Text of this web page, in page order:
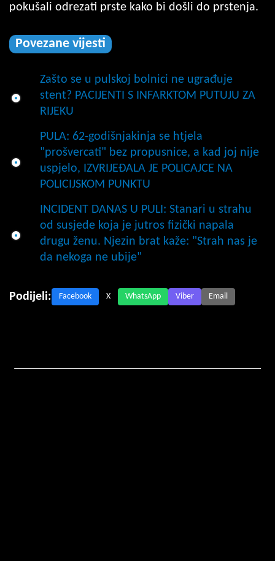
pokušali odrezati prste kako bi došli do prstenja.
Povezane vijesti
Zašto se u pulskoj bolnici ne ugrađuje
stent? PACIJENTI S INFARKTOM PUTUJU ZA
RIJEKU
PULA: 62-godišnjakinja se htjela
"prošvercati" bez propusnice, a kad joj nije
uspjelo, IZVRIJEĐALA JE POLICAJCE NA
POLICIJSKOM PUNKTU
INCIDENT DANAS U PULI: Stanari u strahu
od susjede koja je jutros fizički napala
drugu ženu. Njezin brat kaže: "Strah nas je
da nekoga ne ubije"
Podijeli: Facebook X WhatsApp Viber Email